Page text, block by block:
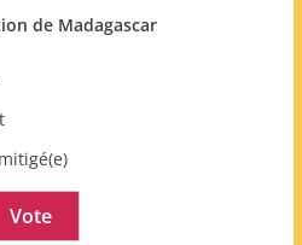
de Madagascar